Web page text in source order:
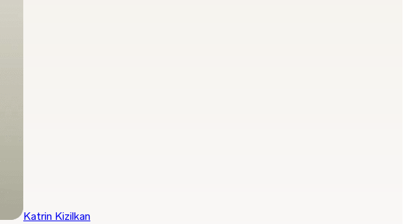
Katrin Kizilkan